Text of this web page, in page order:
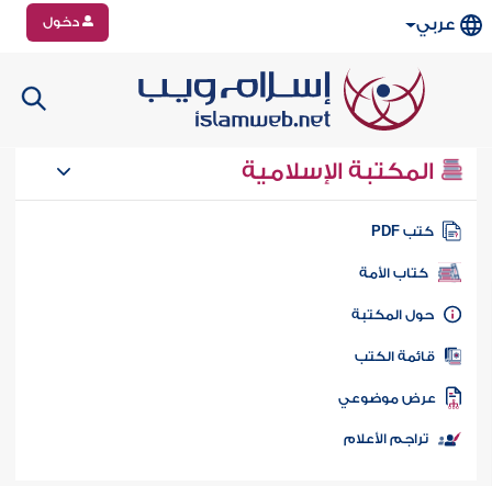
عربي دخول
المكتبة الإسلامية
كتب PDF
كتاب الأمة
المكتبة
الكتب
موضوعي